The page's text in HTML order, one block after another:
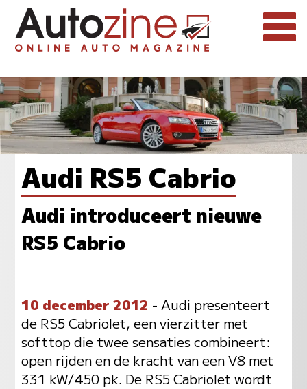
Audi RS5 Cabrio
Audi introduceert nieuwe
RS5 Cabrio
10 december 2012 - Audi presenteert
de RS5 Cabriolet, een vierzitter met
softtop die twee sensaties combineert:
open rijden en de kracht van een V8 met
331 kW/450 pk. De RS5 Cabriolet wordt